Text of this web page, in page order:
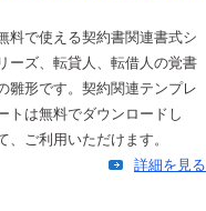
料で使える契約書関連書式シ
リーズ、転貸人、転借人の覚書
雛形です。契約関連テンプレ
トは無料でダウンロードし
、ご利用いただけます。
詳細を見る